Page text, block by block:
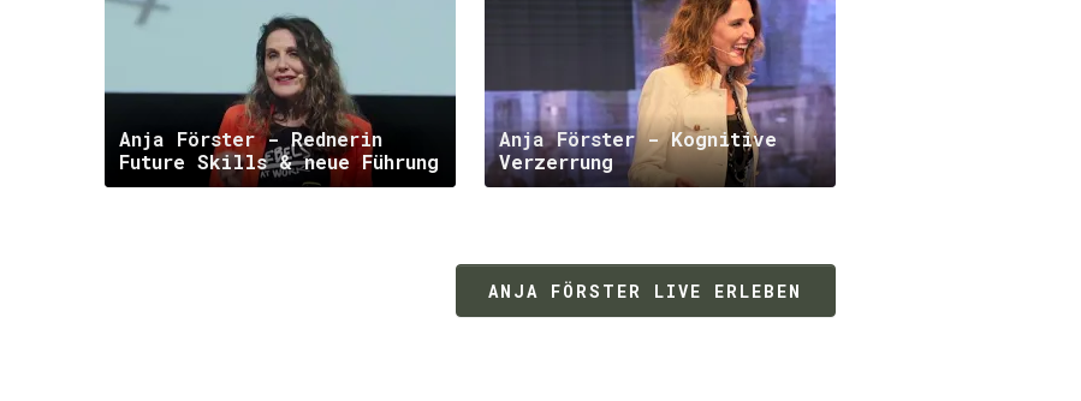
Anja Förster - Rednerin
Future Skills & neue Führung
Anja Förster - Kognitive
Verzerrung
ANJA FÖRSTER LIVE ERLEBEN